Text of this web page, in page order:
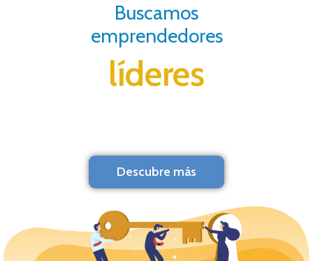
Buscamos
emprendedores
líderes
Descubre más